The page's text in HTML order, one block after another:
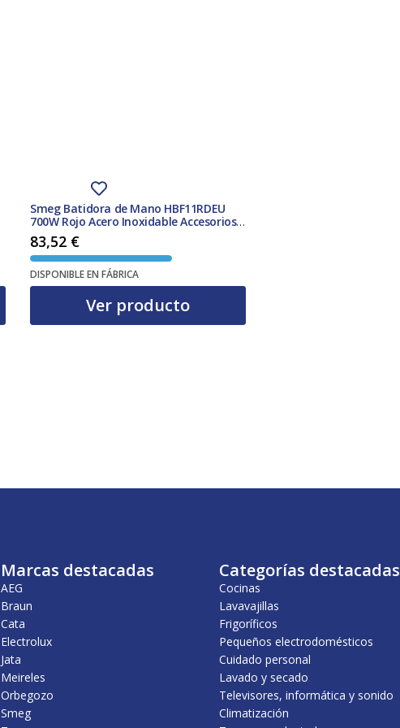
Smeg Batidora de Mano HBF11RDEU
700W Rojo Acero Inoxidable Accesorios
Lavables
83,52 €
DISPONIBLE EN FÁBRICA
Ver producto
Marcas destacadas
AEG
Braun
Cata
Electrolux
Jata
Meireles
Orbegozo
Smeg
Categorías destacadas
Cocinas
Lavavajillas
Frigoríficos
Pequeños electrodomésticos
Cuidado personal
Lavado y secado
Televisores, informática y sonido
Climatización